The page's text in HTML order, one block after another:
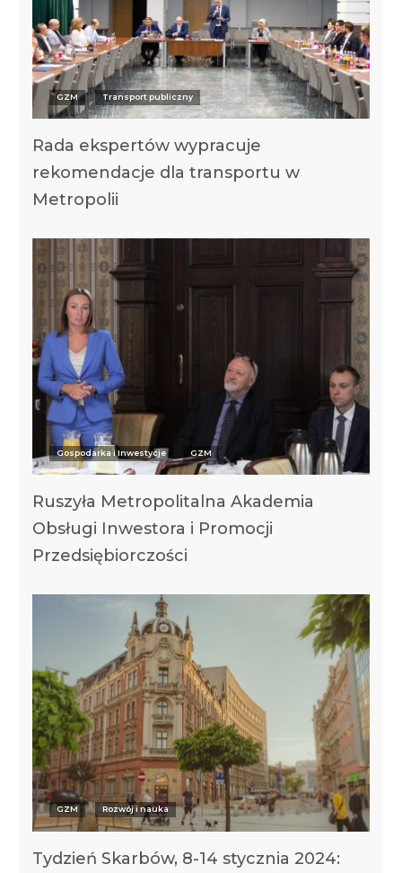
GZM Transport publiczny
Rada ekspertów wypracuje
rekomendacje dla transportu w
Metropolii
Gospodarka i Inwestycje GZM
Ruszyła Metropolitalna Akademia
Obsługi Inwestora i Promocji
Przedsiębiorczości
GZM Rozwój i nauka
Tydzień Skarbów, 8-14 stycznia 2024: